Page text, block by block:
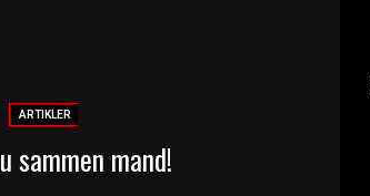
ARTIKLER
sammen mand!